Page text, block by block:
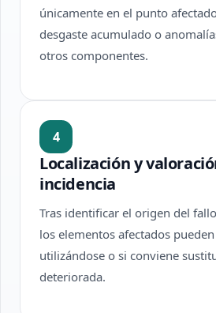
únicamente en el punto
desgaste acumulado o
otros componentes.
4
Localización y
incidencia
Tras identificar el origen del
los elementos afectados
utilizándose o si conviene
deteriorada.